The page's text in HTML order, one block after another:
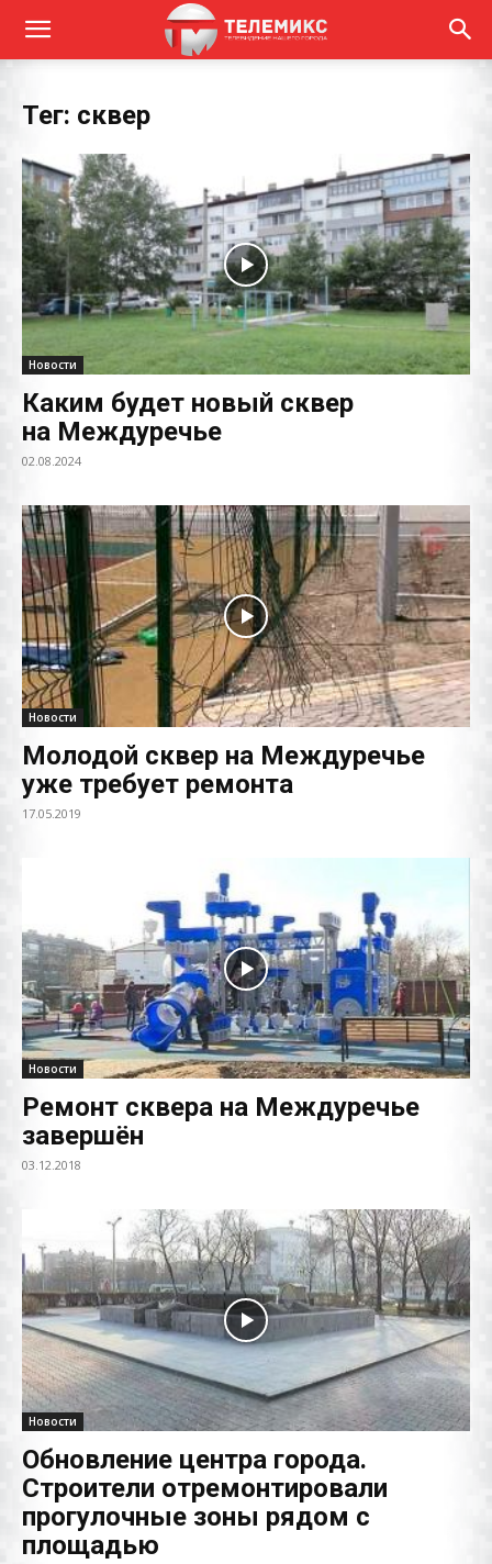
Тег: сквер
Новости
Каким будет новый сквер
на Междуречье
02.08.2024
Новости
Молодой сквер на Междуречье
уже требует ремонта
17.05.2019
Новости
Ремонт сквера на Междуречье
завершён
03.12.2018
Новости
Обновление центра города.
Строители отремонтировали
прогулочные зоны рядом с
площадью